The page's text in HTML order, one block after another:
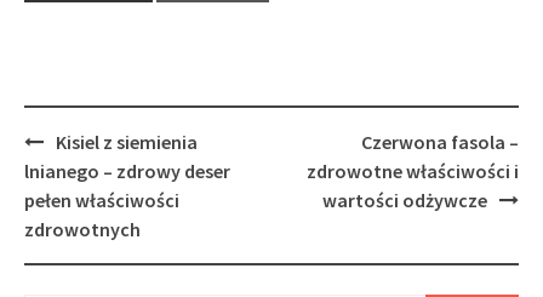
Post
navigation
Kisiel z siemienia
lnianego – zdrowy deser
pełen właściwości
zdrowotnych
Czerwona fasola –
zdrowotne właściwości i
wartości odżywcze